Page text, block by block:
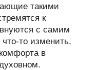
такими
к
с самим
то изменить,
в